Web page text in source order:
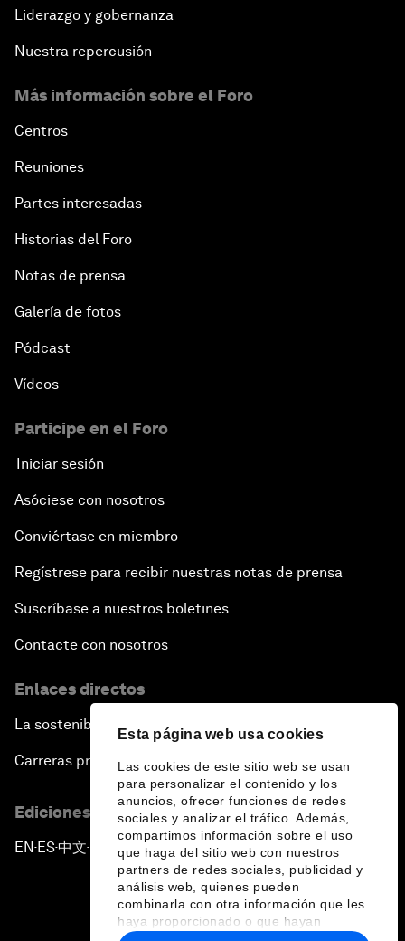
Esta página web usa cookies
Las cookies de este sitio web se usan
para personalizar el contenido y los
anuncios, ofrecer funciones de redes
sociales y analizar el tráfico. Además,
compartimos información sobre el uso
que haga del sitio web con nuestros
partners de redes sociales, publicidad y
análisis web, quienes pueden
combinarla con otra información que les
haya proporcionado o que hayan
Liderazgo y gobernanza
Nuestra repercusión
Más información sobre el Foro
Centros
Reuniones
Partes interesadas
Historias del Foro
Notas de prensa
Galería de fotos
Pódcast
Vídeos
Participe en el Foro
Iniciar sesión
Asóciese con nosotros
Conviértase en miembro
Regístrese para recibir nuestras notas de prensa
Suscríbase a nuestros boletines
Contacte con nosotros
Enlaces directos
La sostenibilidad en el Foro
Carreras profesionales
Ediciones en otros idiomas
EN ▪ ES▪中文▪ 日本語